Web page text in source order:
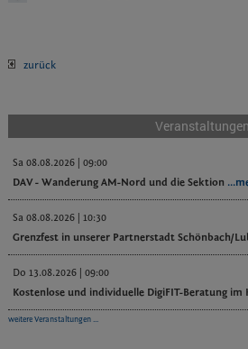
Veranstaltungen
Sa 08.08.2026 | 09:00
DAV - Wanderung AM-Nord und die Sektion
Sa 08.08.2026 | 10:30
Grenzfest in unserer Partnerstadt Schönbach/
Do 13.08.2026 | 09:00
Kostenlose und individuelle DigiFIT-Beratung
weitere Veranstaltungen ...
zurück